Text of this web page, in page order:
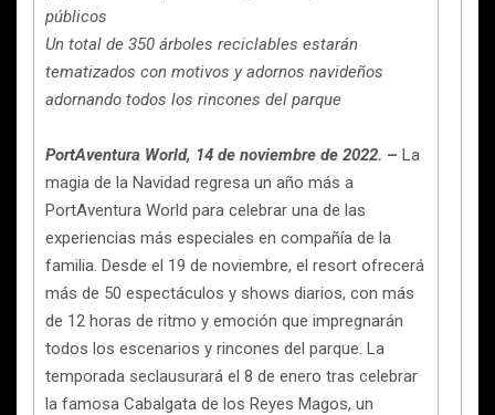
públicos
Un total de 350 árboles reciclables estarán
tematizados con motivos y adornos navideños
adornando todos los rincones del parque
PortAventura World, 14 de noviembre de 2022. – La
magia de la Navidad regresa un año más a
PortAventura World para celebrar una de las
experiencias más especiales en compañía de la
familia. Desde el 19 de noviembre, el resort ofrecerá
más de 50 espectáculos y shows diarios, con más
de 12 horas de ritmo y emoción que impregnarán
todos los escenarios y rincones del parque. La
temporada seclausurará el 8 de enero tras celebrar
la famosa Cabalgata de los Reyes Magos, un